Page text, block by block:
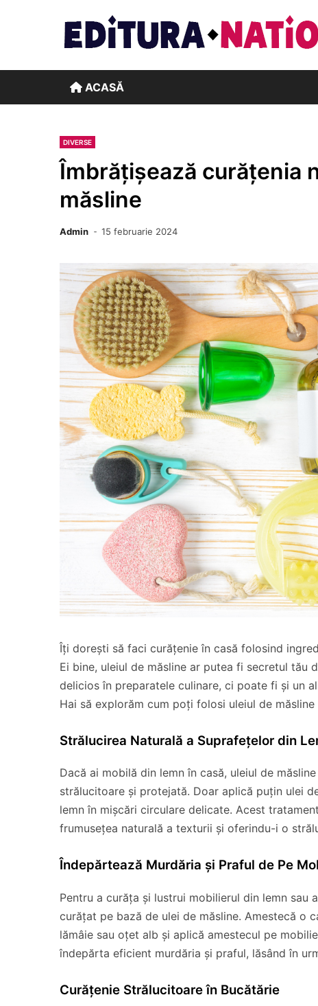
ACASĂ
DIVERSE
Îmbrățișează curățenia
măsline
Admin 15 februarie 2024
Îți dorești să faci curățenie în casă folosind
Ei bine, uleiul de măsline ar putea fi secretul
delicios în preparatele culinare, ci poate fi și un
Hai să explorăm cum poți folosi uleiul de
Strălucirea Naturală a Suprafețelor din
Dacă ai mobilă din lemn în casă, uleiul de
strălucitoare și protejată. Doar aplică puțin ulei
lemn în mișcări circulare delicate. Acest
frumusețea naturală a texturii și oferindu-i o
Îndepărtează Murdăria și Praful de Pe
Pentru a curăța și lustrui mobilierul din lemn
curățat pe bază de ulei de măsline. Amestecă o
lămâie sau oțet alb și aplică amestecul pe
îndepărta eficient murdăria și praful, lăsând în
Curățenie Strălucitoare în Bucătărie